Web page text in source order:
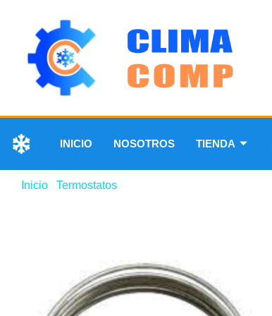
INICIO NOSOTROS TIENDA
Inicio Termostatos